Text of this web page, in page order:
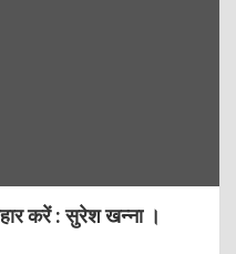
करें : सुरेश खन्ना ।